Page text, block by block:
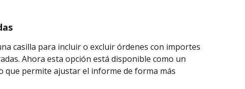
casilla para incluir o excluir órdenes con importes
Ahora esta opción está disponible como un
que permite ajustar el informe de forma más